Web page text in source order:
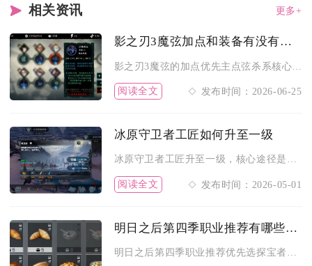
相关资讯 更多+
影之刃3魔弦加点和装备有没有什么建议
阅读全文 发布时间：2026-06-25
冰原守卫者工匠如何升至一级
冰原守卫者工匠升至一级，核心途径是通过制作基础防具、初级工艺...
阅读全文 发布时间：2026-05-01
明日之后第四季职业推荐有哪些技巧